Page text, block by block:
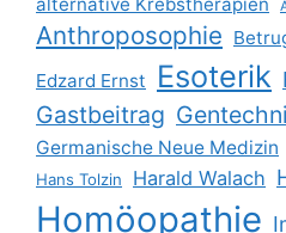
Anthroposophie
Edzard Ernst Esoterik
Gastbeitrag
Germanische Neue Medizin
Hans Tolzin Harald Walach
Homöopathie